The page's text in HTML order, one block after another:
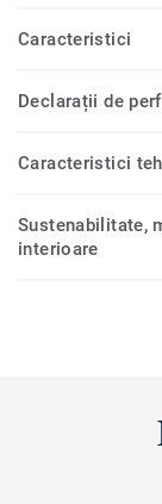
Caracteristici
Declarații de
Caracteristici
Sustenabilitate,
interioare